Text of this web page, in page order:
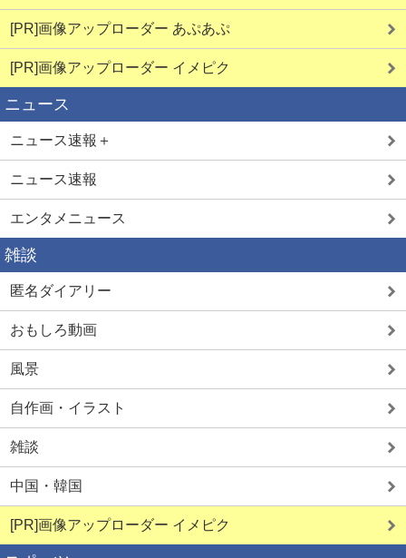
[PR]画像アップローダー あぷあぷ
[PR]画像アップローダー イメピク
ニュース
ニュース速報＋
ニュース速報
エンタメニュース
雑談
匿名ダイアリー
おもしろ動画
風景
自作画・イラスト
雑談
中国・韓国
[PR]画像アップローダー イメピク